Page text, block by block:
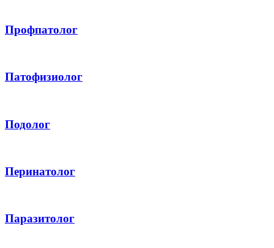
Профпатолог
Патофизиолог
Подолог
Перинатолог
Паразитолог